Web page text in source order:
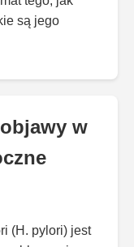
są jego
w
(H. pylori) jest